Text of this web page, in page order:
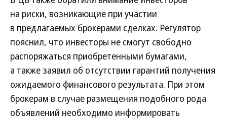
на риски, возникающие при участии
в предлагаемых брокерами сделках. Регулятор
пояснил, что инвесторы не смогут свободно
распоряжаться приобретенными бумагами,
а также заявил об отсутствии гарантий получения
ожидаемого финансового результата. При этом
брокерам в случае размещения подобного рода
объявлений необходимо информировать